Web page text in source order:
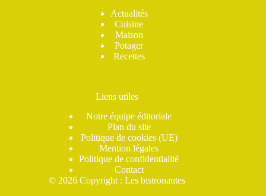
Actualités
Cuisine
Maison
Potager
Recettes
Liens utiles
Notre équipe éditoriale
Plan du site
Politique de cookies (UE)
Mention légales
Politique de confidentialité
Contact
© 2026 Copyright : Les bistronautes